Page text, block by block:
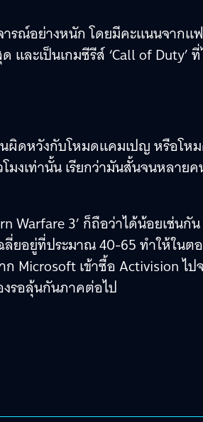
รณ์อย่างหนัก โดยมีคะแนนจากแ
และเป็นเกมซีรีส์ ‘Call of Duty’
ดหวังกับโหมดแคมเปญ หรือโหม
มงเท่านั้น เรียกว่ามันสั้นจนหลาย
Warfare 3’ ก็ถือว่าได้น้อยเช่นกั
ลี่ยอยู่ที่ประมาณ 40-65 ทำให้ใน
Microsoft เข้าซื้อ Activision ไ
รอลุ้นกันภาคต่อไป